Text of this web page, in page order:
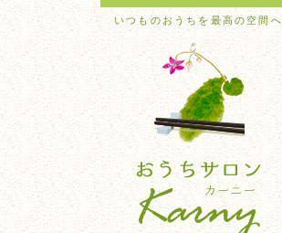
いつものおうちを最高の空間へ